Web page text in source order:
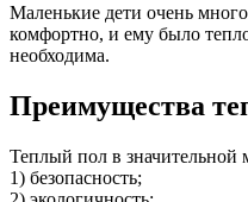
Маленькие дети очень
комфортно, и ему было
необходима.
Преимущества
Теплый пол в значительной
1) безопасность;